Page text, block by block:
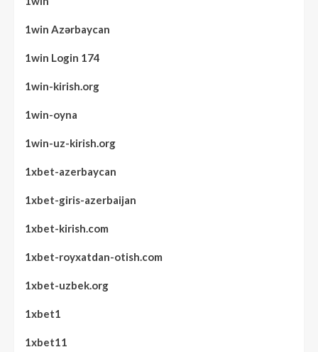
1win Azərbaycan
1win Login 174
1win-kirish.org
1win-oyna
1win-uz-kirish.org
1xbet-azerbaycan
1xbet-giris-azerbaijan
1xbet-kirish.com
1xbet-royxatdan-otish.com
1xbet-uzbek.org
1xbet1
1xbet11